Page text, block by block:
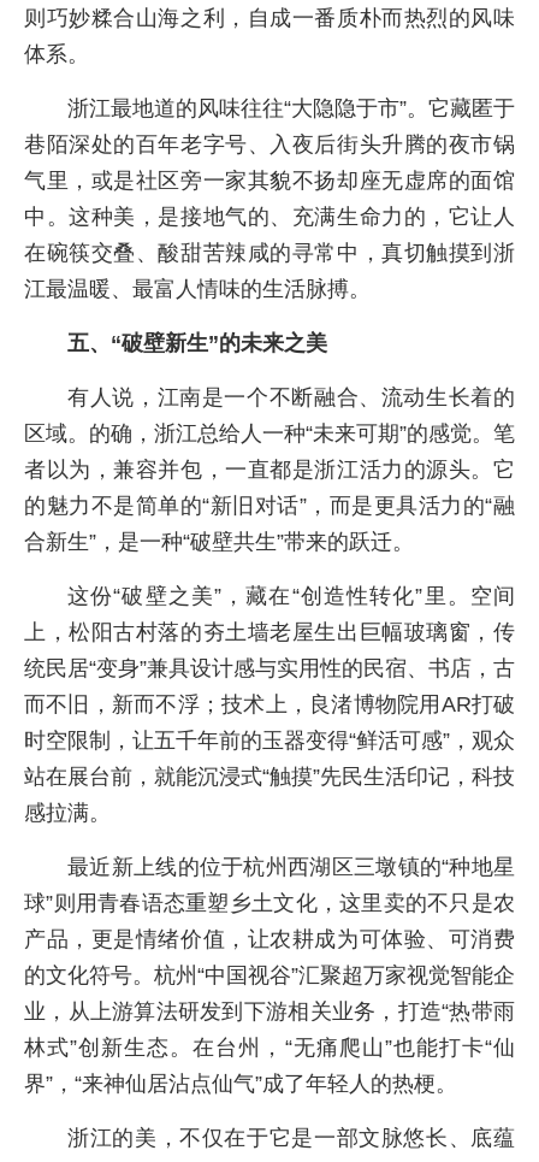
则巧妙糅合山海之利，自成一番质朴而热烈的风味
体系。
浙江最地道的风味往往“大隐隐于市”。它藏匿于
巷陌深处的百年老字号、入夜后街头升腾的夜市锅
气里，或是社区旁一家其貌不扬却座无虚席的面馆
中。这种美，是接地气的、充满生命力的，它让人
在碗筷交叠、酸甜苦辣咸的寻常中，真切触摸到浙
江最温暖、最富人情味的生活脉搏。
五、“破壁新生”的未来之美
有人说，江南是一个不断融合、流动生长着的
区域。的确，浙江总给人一种“未来可期”的感觉。笔
者以为，兼容并包，一直都是浙江活力的源头。它
的魅力不是简单的“新旧对话”，而是更具活力的“融
合新生”，是一种“破壁共生”带来的跃迁。
这份“破壁之美”，藏在“创造性转化”里。空间
上，松阳古村落的夯土墙老屋生出巨幅玻璃窗，传
统民居“变身”兼具设计感与实用性的民宿、书店，古
而不旧，新而不浮；技术上，良渚博物院用AR打破
时空限制，让五千年前的玉器变得“鲜活可感”，观众
站在展台前，就能沉浸式“触摸”先民生活印记，科技
感拉满。
最近新上线的位于杭州西湖区三墩镇的“种地星
球”则用青春语态重塑乡土文化，这里卖的不只是农
产品，更是情绪价值，让农耕成为可体验、可消费
的文化符号。杭州“中国视谷”汇聚超万家视觉智能企
业，从上游算法研发到下游相关业务，打造“热带雨
林式”创新生态。在台州，“无痛爬山”也能打卡“仙
界”，“来神仙居沾点仙气”成了年轻人的热梗。
浙江的美，不仅在于它是一部文脉悠长、底蕴